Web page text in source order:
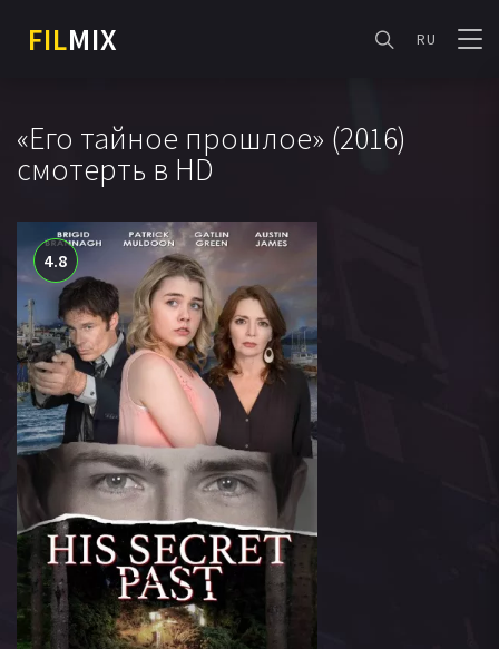
FILMIX RU
«Его тайное прошлое» (2016)
смотерть в HD
4.8